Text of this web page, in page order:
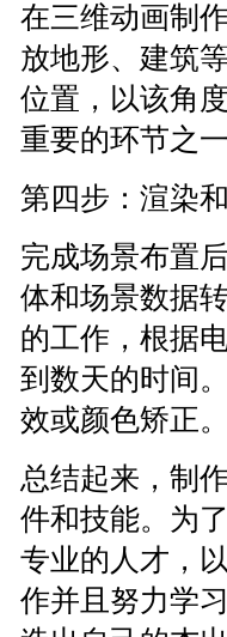
在三维动画制
放地形、建筑
位置，以该角
重要的环节之
第四步：渲染
完成场景布置
体和场景数据
的工作，根据
到数天的时间
效或颜色矫正
总结起来，制
件和技能。为
专业的人才，
作并且努力学